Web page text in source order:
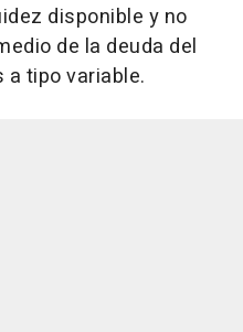
disponible y no
de la deuda del
a tipo variable.